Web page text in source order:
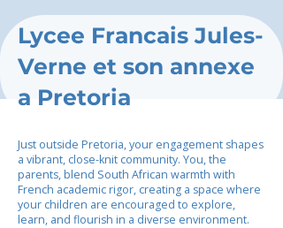
Lycee Francais Jules-
Verne et son annexe
a Pretoria
Just outside Pretoria, your engagement shapes
a vibrant, close-knit community. You, the
parents, blend South African warmth with
French academic rigor, creating a space where
your children are encouraged to explore,
learn, and flourish in a diverse environment.